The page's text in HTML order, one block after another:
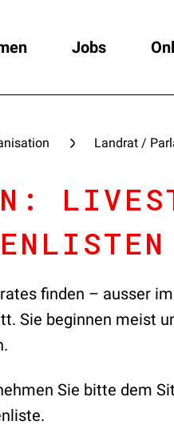
Jobs
Landrat /
finden – ausser
Sie beginnen meist
Sie bitte dem